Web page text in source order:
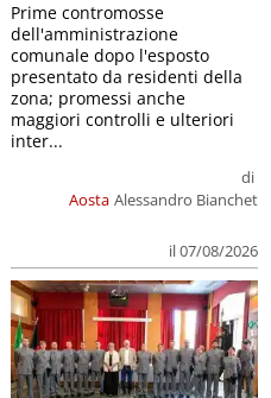
Aosta
di
Alessandro Bianchet
il 07/08/2026
Prime contromosse
dell'amministrazione
comunale dopo l'esposto
presentato da residenti della
zona; promessi anche
maggiori controlli e ulteriori
inter...